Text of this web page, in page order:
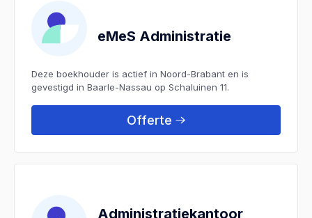
eMeS Administratie
Deze boekhouder is actief in Noord-Brabant en is
gevestigd in Baarle-Nassau op Schaluinen 11.
Offerte
Administratiekantoor